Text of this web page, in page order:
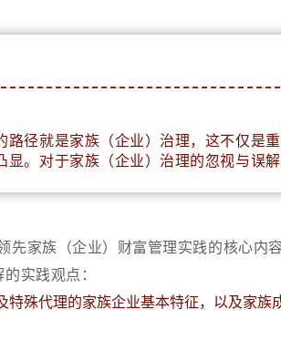
径就是家族（企业）治理，这不仅是
。对于家族（企业）治理的忽视与误
先家族（企业）财富管理实践的核心
实践观点：
殊代理的家族企业基本特征，以及家